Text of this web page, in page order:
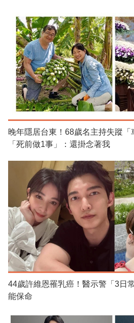
晚年隱居台東！68歲名主持失蹤
「死前做1事」：還掛念著我
44歲許維恩罹乳癌！醫示警「3日
能保命